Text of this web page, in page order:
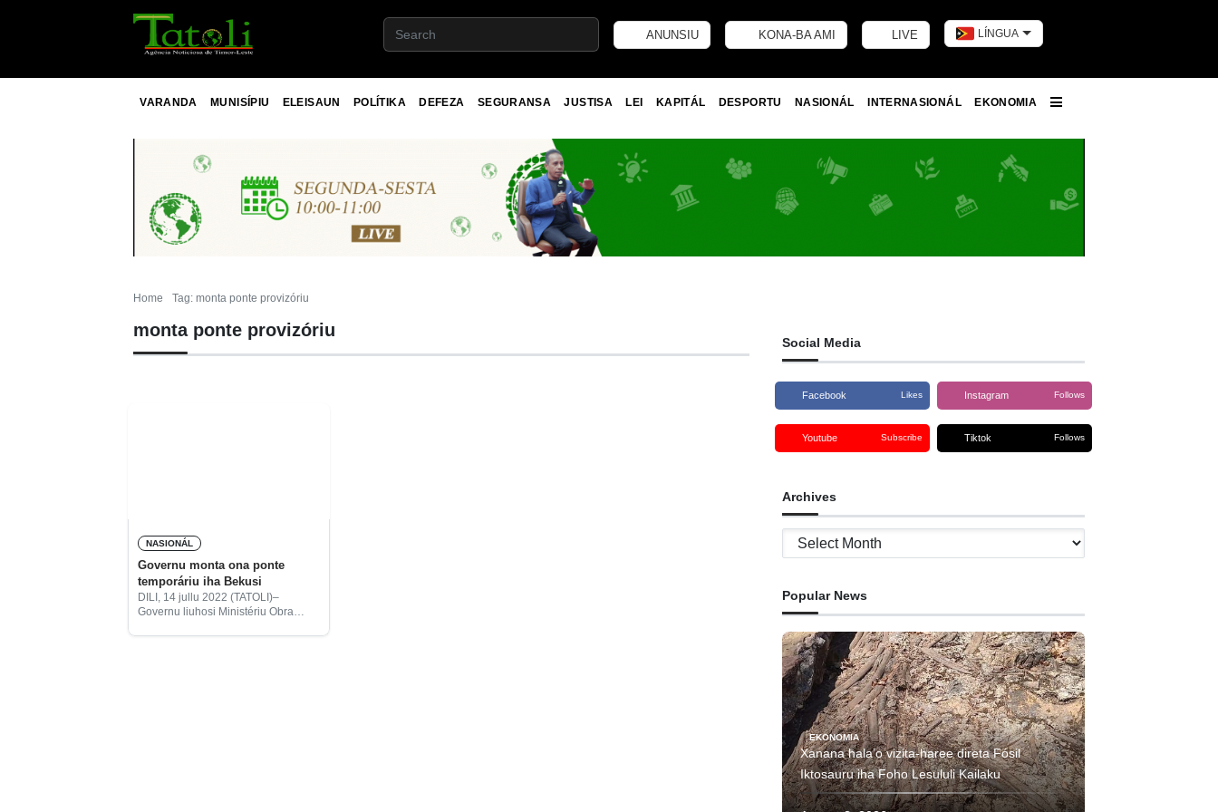
ANUNSIU KONA-BA AMI LIVE LÍNGUA
VARANDA MUNISÍPIU ELEISAUN POLÍTIKA DEFEZA SEGURANSA JUSTISA LEI KAPITÁL DESPORTU NASIONÁL INTERNASIONÁL
EKONOMIA
Home Tag: monta ponte provizóriu
monta ponte provizóriu
NASIONÁL
Governu monta ona ponte
temporáriu iha Bekusi
DILI, 14 jullu 2022 (TATOLI)–
Governu liuhosi Ministériu Obra
Social Media
Facebook Likes Instagram Follows
Youtube Subscribe Tiktok Follows
Archives
Archives
Popular News
EKONOMIA
Xanana hala’o vizita-haree direta Fósil
Iktosauru iha Foho Lesululi Kailaku